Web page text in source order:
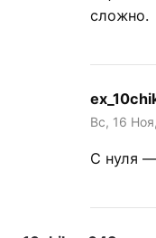
сложно.
Вс, 16
С нуля